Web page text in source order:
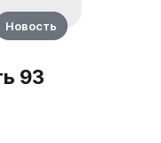
93
Новость